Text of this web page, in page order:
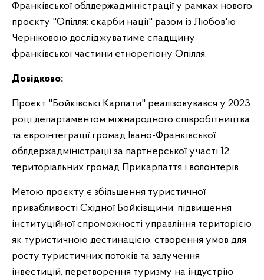
Франківської облдержадміністрації у рамках нового
проєкту "Опілля: скарби нації" разом із Любов'ю
Черніковою досліджуватиме спадщину
франківської частини етнорегіону Опілля.
Довідково:
Проєкт "Бойківські Карпати" реалізовувався у 2023
році департаментом міжнародного співробітництва
та євроінтеграції громад Івано-Франківської
облдержадміністрації за партнерської участі 12
територіальних громад Прикарпаття і волонтерів.
Метою проєкту є збільшення туристичної
привабливості Східної Бойківщини, підвищення
інституційної спроможності управління територією
як туристичною дестинацією, створення умов для
росту туристичних потоків та залучення
інвестицій, перетворення туризму на індустрію